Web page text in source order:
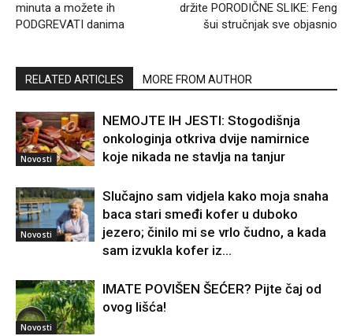
minuta a možete ih
PODGREVATI danima
držite PORODIČNE SLIKE: Feng
šui stručnjak sve objasnio
RELATED ARTICLES MORE FROM AUTHOR
Novosti
NEMOJTE IH JESTI: Stogodišnja
onkologinja otkriva dvije namirnice
koje nikada ne stavlja na tanjur
Novosti
Slučajno sam vidjela kako moja snaha
baca stari smeđi kofer u duboko
jezero; činilo mi se vrlo čudno, a kada
sam izvukla kofer iz...
Novosti
IMATE POVIŠEN ŠEĆER? Pijte čaj od
ovog lišća!